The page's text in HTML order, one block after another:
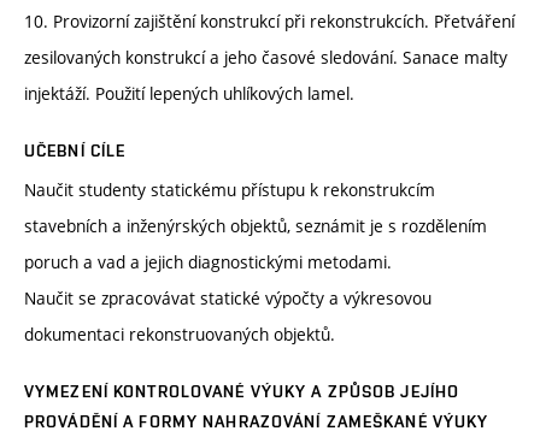
10. Provizorní zajištění konstrukcí při rekonstrukcích. Přetváření
zesilovaných konstrukcí a jeho časové sledování. Sanace malty
injektáží. Použití lepených uhlíkových lamel.
UČEBNÍ CÍLE
Naučit studenty statickému přístupu k rekonstrukcím
stavebních a inženýrských objektů, seznámit je s rozdělením
poruch a vad a jejich diagnostickými metodami.
Naučit se zpracovávat statické výpočty a výkresovou
dokumentaci rekonstruovaných objektů.
VYMEZENÍ KONTROLOVANÉ VÝUKY A ZPŮSOB JEJÍHO
PROVÁDĚNÍ A FORMY NAHRAZOVÁNÍ ZAMEŠKANÉ VÝUKY